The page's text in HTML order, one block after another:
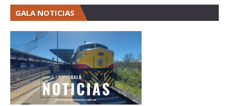
GALA NOTICIAS